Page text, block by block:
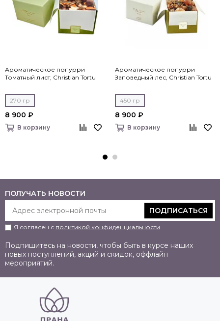
Ароматическое попурри
Томатный лист, Christian Tortu
270 гр
8 900 ₽
В корзину
Ароматическое попурри
Заповедный лес, Christian Tortu
450 гр
8 900 ₽
В корзину
ПОЛУЧАТЬ НОВОСТИ
ПОДПИСАТЬСЯ
Я согласен с политикой конфиденциальности
Подпишитесь на новости, чтобы быть в курсе наших
новых поступлений, акций и скидок, оффлайн
мероприятий.